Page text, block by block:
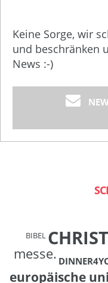
Keine Sorge, wir
und beschränken
News :-)
BIBEL
messe.
europäische